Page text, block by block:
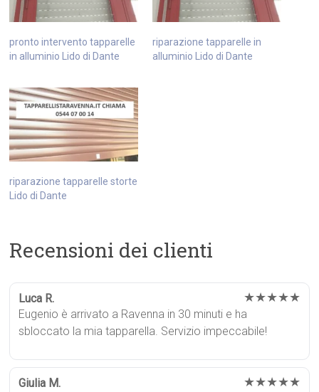
pronto intervento tapparelle
in alluminio Lido di Dante
riparazione tapparelle in
alluminio Lido di Dante
riparazione tapparelle storte
Lido di Dante
Recensioni dei clienti
Luca R. ★★★★★
Eugenio è arrivato a Ravenna in 30 minuti e ha
sbloccato la mia tapparella. Servizio impeccabile!
Giulia M. ★★★★★